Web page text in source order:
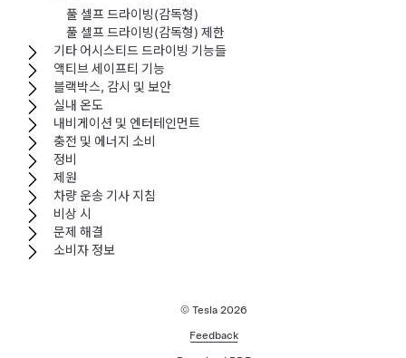
풀 셀프 드라이빙(감독형)
풀 셀프 드라이빙(감독형) 제한
기타 어시스티드 드라이빙 기능들
액티브 세이프티 기능
블랙박스, 감시 및 보안
실내 온도
내비게이션 및 엔터테인먼트
충전 및 에너지 소비
정비
제원
차량 운송 기사 지침
비상 시
문제 해결
소비자 정보
© Tesla 2026
Feedback